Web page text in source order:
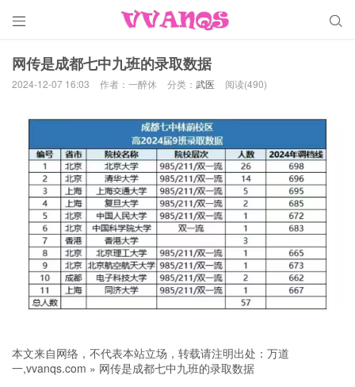
 
网传是成都七中九班的录取数据
2024-12-07 16:03 作者：一醉休 分类： 武医 阅读(490)
本文来自网络，不代表本站立场，转载请注明出处： 万道
一,vvanqs.com » 网传是成都七中九班的录取数据